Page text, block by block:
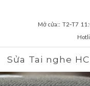
Mở cửa:: T2‑T7
Sửa Tai nghe